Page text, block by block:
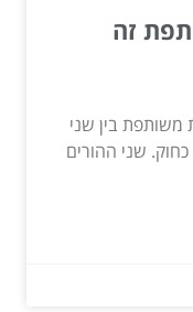
זה
משותפת בין שני
שני ההורים